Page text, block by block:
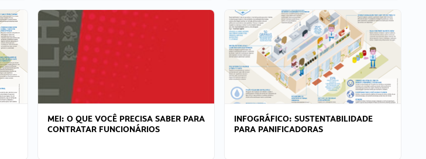
MEI: O QUE VOCÊ PRECISA SABER PARA
CONTRATAR FUNCIONÁRIOS
INFOGRÁFICO: SUSTENTABILIDADE
PARA PANIFICADORAS